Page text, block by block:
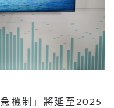
機制」將延至2025